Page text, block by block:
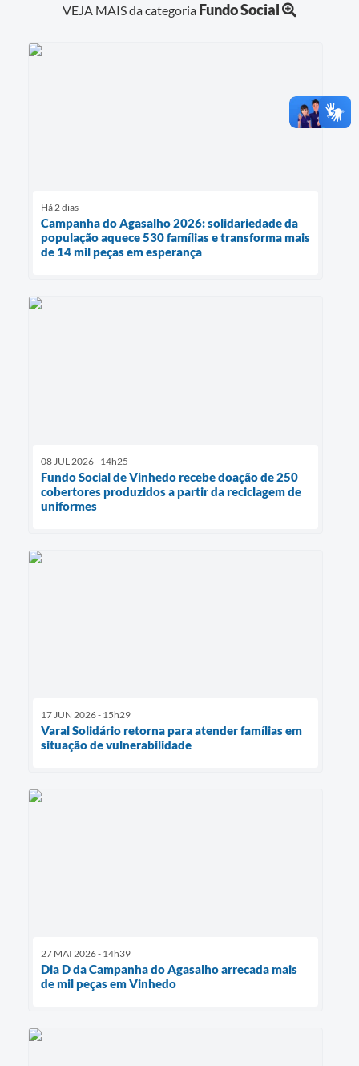
VEJA MAIS da categoria Fundo Social
Há 2 dias
Campanha do Agasalho 2026: solidariedade da
população aquece 530 famílias e transforma mais
de 14 mil peças em esperança
08 JUL 2026 - 14h25
Fundo Social de Vinhedo recebe doação de 250
cobertores produzidos a partir da reciclagem de
uniformes
17 JUN 2026 - 15h29
Varal Solidário retorna para atender famílias em
situação de vulnerabilidade
27 MAI 2026 - 14h39
Dia D da Campanha do Agasalho arrecada mais
de mil peças em Vinhedo